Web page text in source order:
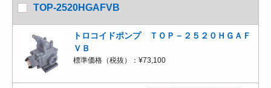
TOP-2520HGAFVB
トロコイドポンプ ＴＯＰ－２５２０ＨＧＡＦ
ＶＢ
標準価格（税抜）： ¥73,100